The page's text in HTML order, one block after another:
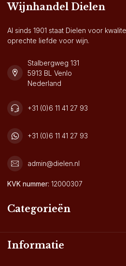
Wijnhandel Dielen
Al sinds 1901 staat Dielen voor
oprechte liefde voor wijn.
Stalbergweg 131
5913 BL Venlo
Nederland
+31 (0)6 11 41 27 93
+31 (0)6 11 41 27 93
admin@dielen.nl
KVK nummer: 12000307
Categorieën
Informatie